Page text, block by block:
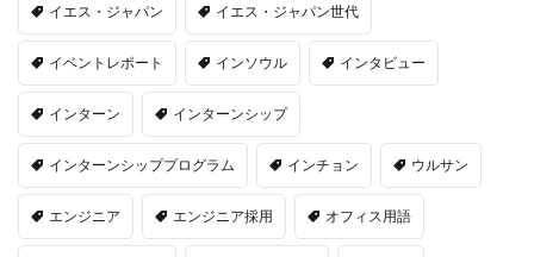
イエス・ジャパン イエス・ジャパン世代
イベントレポート インソウル インタビュー
インターン インターンシップ
インターンシッププログラム インチョン ウルサン
エンジニア エンジニア採用 オフィス用語